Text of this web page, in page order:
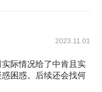
2023.11.01
际情况给了中肯且实
困惑。后续还会找何